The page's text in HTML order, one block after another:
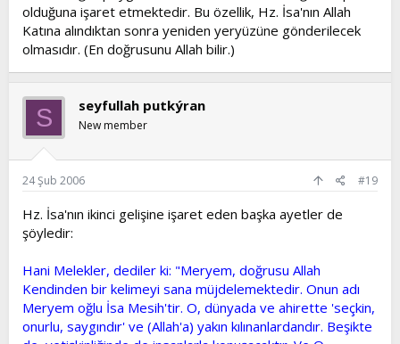
olduğuna işaret etmektedir. Bu özellik, Hz. İsa'nın Allah
Katına alındıktan sonra yeniden yeryüzüne gönderilecek
olmasıdır. (En doğrusunu Allah bilir.)
S seyfullah putkýran
New member
24 Şub 2006 #19
Hz. İsa'nın ikinci gelişine işaret eden başka ayetler de
şöyledir:
Hani Melekler, dediler ki: "Meryem, doğrusu Allah
Kendinden bir kelimeyi sana müjdelemektedir. Onun adı
Meryem oğlu İsa Mesih'tir. O, dünyada ve ahirette 'seçkin,
onurlu, saygındır' ve (Allah'a) yakın kılınanlardandır. Beşikte